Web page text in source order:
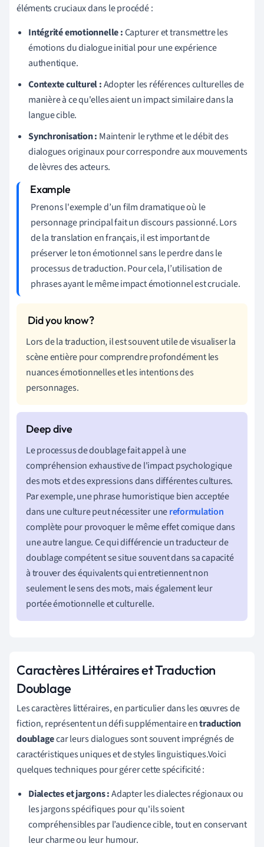
éléments cruciaux dans le procédé :
Intégrité emotionnelle :Capturer et transmettre les
émotions du dialogue initial pour une expérience
authentique.
Contexte culturel :Adopter les références culturelles de
manière à ce qu'elles aient un impact similaire dans la
langue cible.
Synchronisation : Maintenir le rythme et le débit des
dialogues originaux pour correspondre aux mouvements
de lèvres des acteurs.
Prenons l'exemple d’un film dramatique où le
personnage principal fait un discours passionné. Lors
de la translation en français, il est important de
préserver le ton émotionnel sans le perdre dans le
processus de traduction. Pour cela, l’utilisation de
phrases ayant le même impact émotionnel est cruciale.
Lors de la traduction, il est souvent utile de visualiser la
scène entière pour comprendre profondément les
nuances émotionnelles et les intentions des
personnages.
Le processus de doublage fait appel à une
compréhension exhaustive de l'impact psychologique
des mots et des expressions dans différentes cultures.
Par exemple, une phrase humoristique bien acceptée
dans une culture peut nécessiter unereformulation
complète pour provoquer le même effet comique dans
une autre langue. Ce qui différencie un traducteur de
doublage compétent se situe souvent dans sa capacité
à trouver des équivalents qui entretiennent non
seulement le sens des mots, mais également leur
portée émotionnelle et culturelle.
Caractères Littéraires et Traduction
Doublage
Les caractères littéraires, en particulier dans les œuvres de
fiction, représentent un défi supplémentaire entraduction
doublagecar leurs dialogues sont souvent imprégnés de
caractéristiques uniques et de styles linguistiques.Voici
quelques techniques pour gérer cette spécificité :
Dialectes et jargons :Adapter les dialectes régionaux ou
les jargons spécifiques pour qu'ils soient
compréhensibles par l’audience cible, tout en conservant
leur charme ou leur humour.